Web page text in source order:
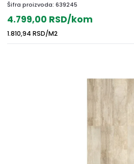
Šifra proizvoda: 639245
4.799,00 RSD/kom
1.810,94 RSD/M2